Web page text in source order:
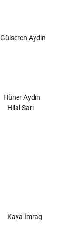
Gülseren Aydın
Hüner Aydın
Hilal Sarı
Kaya İmrag